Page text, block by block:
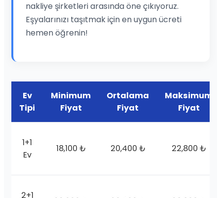
nakliye şirketleri arasında öne çıkıyoruz.
Eşyalarınızı taşıtmak için en uygun ücreti
hemen öğrenin!
Ev
Tipi
Minimum
Fiyat
Ortalama
Fiyat
Maksimum
Fiyat
1+1
Ev
18,100 ₺ 20,400 ₺ 22,800 ₺
2+1